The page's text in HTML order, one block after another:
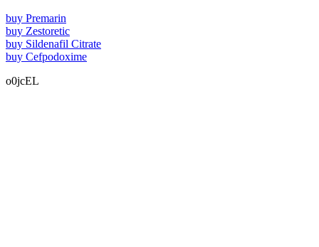
buy Premarin
buy Zestoretic
buy Sildenafil Citrate
buy Cefpodoxime
o0jcEL